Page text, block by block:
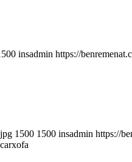
insadmin https://
1500 1500 insadmin https://